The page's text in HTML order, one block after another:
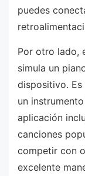
puedes
Por otro lado,
simula un
dispositivo. Es
un
aplicación
canciones
competir con
excelente